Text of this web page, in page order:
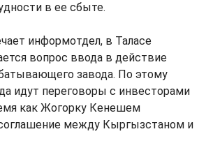
в ее сбыте.
информотдел, в Таласе
вопрос ввода в действие
завода. По этому
идут переговоры с инвесторами
как Жогорку Кенешем
между Кыргызстаном и